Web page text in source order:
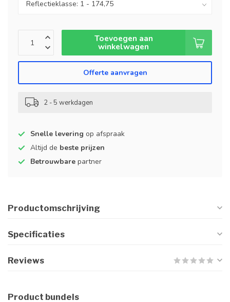
Toevoegen aan
winkelwagen
Offerte aanvragen
2 - 5 werkdagen
Snelle levering op afspraak
Altijd de beste prijzen
Betrouwbare partner
Productomschrijving
Specificaties
Reviews
Product bundels